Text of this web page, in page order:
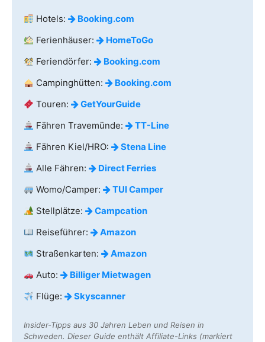
Hotels:
Booking.com
Ferienhäuser:
HomeToGo
Feriendörfer:
Booking.com
Campinghütten:
Booking.com
Touren:
GetYourGuide
Fähren Travemünde:
TT-Line
Fähren Kiel/HRO:
Stena Line
Alle Fähren:
Direct Ferries
Womo/Camper:
TUI Camper
Stellplätze:
Campcation
Reiseführer:
Amazon
Straßenkarten:
Amazon
Auto:
Billiger Mietwagen
Flüge:
Skyscanner
Insider-Tipps aus 30 Jahren Leben und Reisen in
Schweden. Dieser Guide enthält Affiliate-Links (markiert